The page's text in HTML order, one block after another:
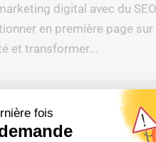
fois
digital avec du
en première page sur
et transformer...